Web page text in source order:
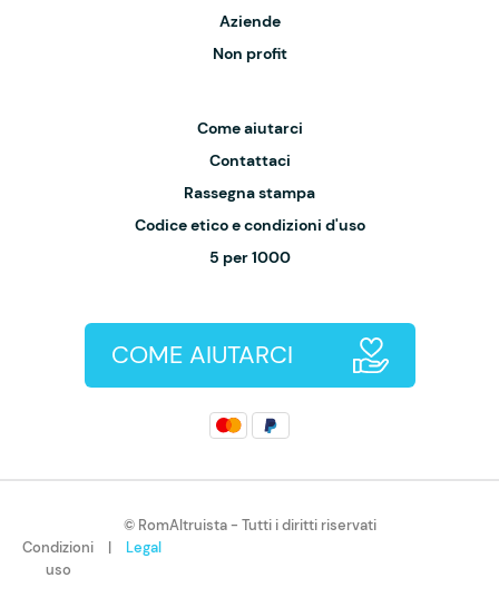
Aziende
Non profit
Come aiutarci
Contattaci
Rassegna stampa
Codice etico e condizioni d'uso
5 per 1000
COME AIUTARCI
© RomAltruista - Tutti i diritti riservati
Condizioni
uso
| Legal